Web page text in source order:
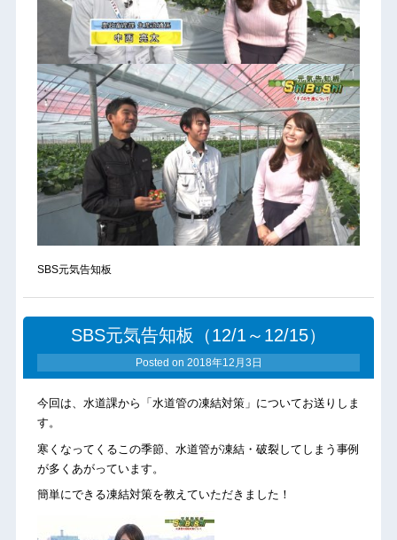
SBS元気告知板
SBS元気告知板（12/1～12/15）
Posted on 2018年12月3日
今回は、水道課から「水道管の凍結対策」についてお送りしま
す。
寒くなってくるこの季節、水道管が凍結・破裂してしまう事例
が多くあがっています。
簡単にできる凍結対策を教えていただきました！